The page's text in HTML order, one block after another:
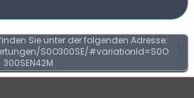
Sie unter der folgenden Adresse:
S0O300SE/#variationId=S0O
300SEN42M